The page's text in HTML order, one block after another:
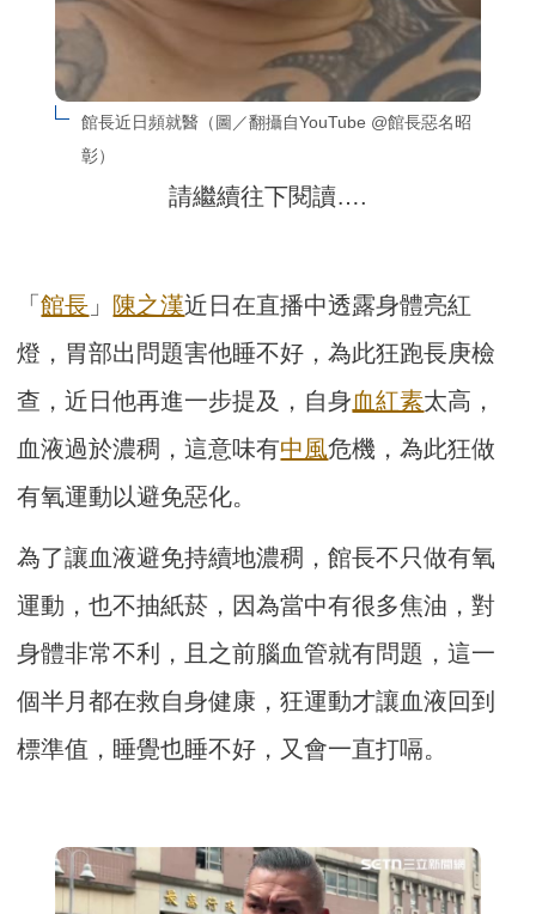
館長近日頻就醫（圖／翻攝自YouTube @館長惡名昭
彰）
請繼續往下閱讀….
「館長 」 陳之漢近日在直播中透露身體亮紅
燈，胃部出問題害他睡不好，為此狂跑長庚檢
查，近日他再進一步提及，自身血紅素太高，
血液過於濃稠，這意味有中風危機，為此狂做
有氧運動以避免惡化。
為了讓血液避免持續地濃稠，館長不只做有氧
運動，也不抽紙菸，因為當中有很多焦油，對
身體非常不利，且之前腦血管就有問題，這一
個半月都在救自身健康，狂運動才讓血液回到
標準值，睡覺也睡不好，又會一直打嗝。